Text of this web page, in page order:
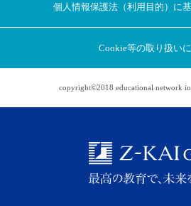
アプリに切り替えて
アプリ限定のコラムを
個人情報保護法（利用目的）に
Cookie等の取り扱い
copyright©2018 educational network